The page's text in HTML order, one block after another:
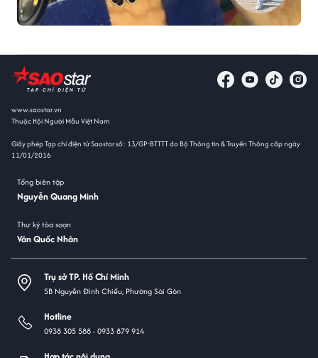
www.saostar.vn
Thuộc Hội Người Mẫu Việt Nam
Giấy phép Tạp chí điện tử Saostar số: 13/GP-BTTTT do Bộ Thông tin & Truyền Thông cấp ngày
11/01/2016
Tổng biên tập
Nguyễn Quang Minh
Thư ký tòa soạn
Văn Quốc Nhân
Trụ sở TP. Hồ Chí Minh
5B Nguyễn Đình Chiểu, Phường Sài Gòn
Hotline
0938 305 588 -0933 879 914